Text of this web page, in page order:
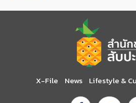
X-File News Lifestyle &